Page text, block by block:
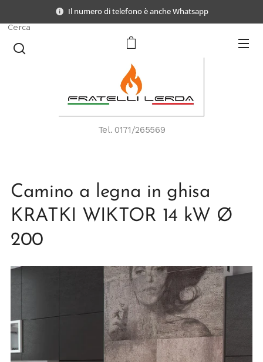
Il numero di telefono è anche Whatsapp
Tel. 0171/265569
Cerca
Camino a legna in ghisa
KRATKI WIKTOR 14 kW Ø
200